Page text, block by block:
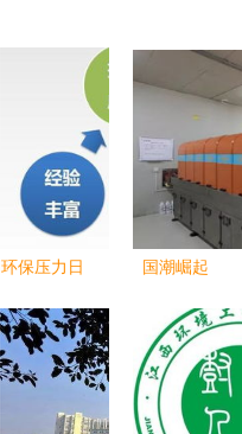
环保压力日
工单位如何
妥善处理建
筑垃圾
国潮崛起
膺2019中
国建筑陶瓷
十大健康环